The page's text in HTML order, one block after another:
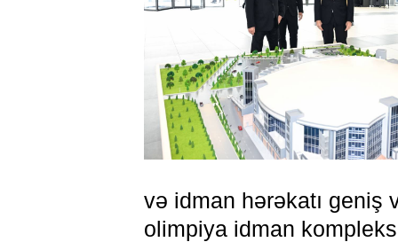
və idman hərəkatı geniş
olimpiya idman